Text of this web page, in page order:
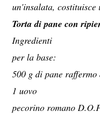
un'insalata, costituisce
Torta di pane con
Ingredienti
per la base:
500 g di pane
1 uovo
pecorino romano